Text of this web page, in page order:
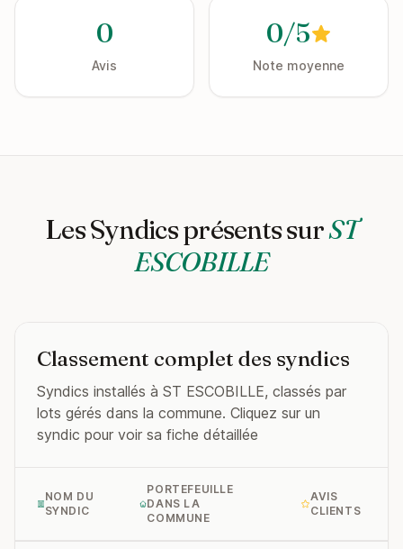
0
Avis
0/5
Note moyenne
Les Syndics présents surST
ESCOBILLE
Classement complet des syndics
Syndics installés à ST ESCOBILLE, classés par
lots gérés dans la commune. Cliquez sur un
syndic pour voir sa fiche détaillée
NOM DU
SYNDIC
PORTEFEUILLE
DANS LA
COMMUNE
AVIS
CLIENTS